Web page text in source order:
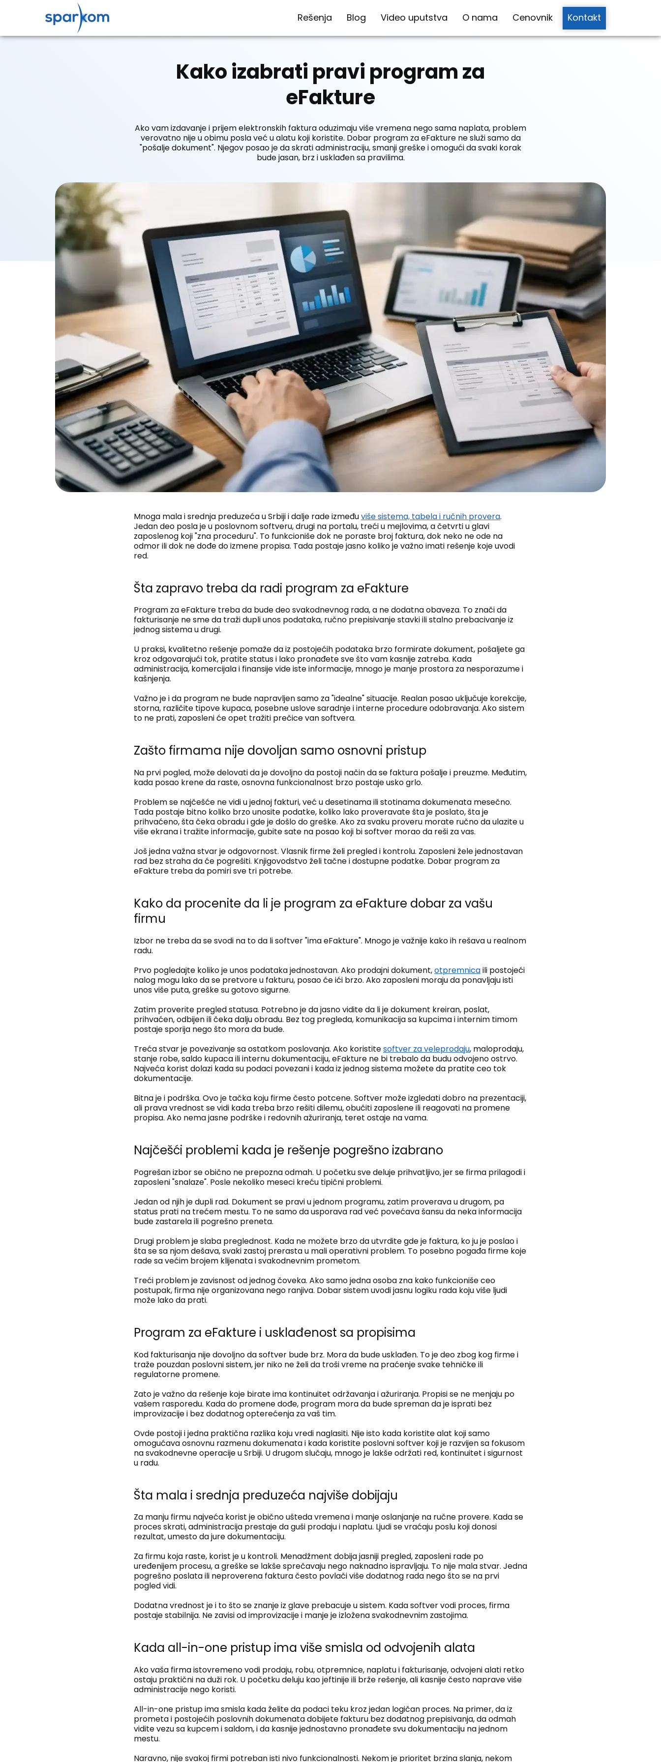
Rešenja Blog Video uputstva O nama Cenovnik Kontakt
Kako izabrati pravi program za
eFakture
Ako vam izdavanje i prijem elektronskih faktura oduzimaju više vremena nego sama naplata, problem
verovatno nije u obimu posla već u alatu koji koristite. Dobar program za eFakture ne služi samo da
"pošalje dokument". Njegov posao je da skrati administraciju, smanji greške i omogući da svaki korak
bude jasan, brz i usklađen sa pravilima.
Mnoga mala i srednja preduzeća u Srbiji i dalje rade izmeđuviše sistema, tabela i ručnih provera.
Jedan deo posla je u poslovnom softveru, drugi na portalu, treći u mejlovima, a četvrti u glavi
zaposlenog koji "zna proceduru". To funkcioniše dok ne poraste broj faktura, dok neko ne ode na
odmor ili dok ne dođe do izmene propisa. Tada postaje jasno koliko je važno imati rešenje koje uvodi
red.
Šta zapravo treba da radi program za eFakture
Program za eFakture treba da bude deo svakodnevnog rada, a ne dodatna obaveza. To znači da
fakturisanje ne sme da traži dupli unos podataka, ručno prepisivanje stavki ili stalno prebacivanje iz
jednog sistema u drugi.
U praksi, kvalitetno rešenje pomaže da iz postojećih podataka brzo formirate dokument, pošaljete ga
kroz odgovarajući tok, pratite status i lako pronađete sve što vam kasnije zatreba. Kada
administracija, komercijala i finansije vide iste informacije, mnogo je manje prostora za nesporazume i
kašnjenja.
Važno je i da program ne bude napravljen samo za "idealne" situacije. Realan posao uključuje korekcije,
storna, različite tipove kupaca, posebne uslove saradnje i interne procedure odobravanja. Ako sistem
to ne prati, zaposleni će opet tražiti prečice van softvera.
Zašto firmama nije dovoljan samo osnovni pristup
Na prvi pogled, može delovati da je dovoljno da postoji način da se faktura pošalje i preuzme. Međutim,
kada posao krene da raste, osnovna funkcionalnost brzo postaje usko grlo.
Problem se najčešće ne vidi u jednoj fakturi, već u desetinama ili stotinama dokumenata mesečno.
Tada postaje bitno koliko brzo unosite podatke, koliko lako proveravate šta je poslato, šta je
prihvaćeno, šta čeka obradu i gde je došlo do greške. Ako za svaku proveru morate ručno da ulazite u
više ekrana i tražite informacije, gubite sate na posao koji bi softver morao da reši za vas.
Još jedna važna stvar je odgovornost. Vlasnik firme želi pregled i kontrolu. Zaposleni žele jednostavan
rad bez straha da će pogrešiti. Knjigovodstvo želi tačne i dostupne podatke. Dobar program za
eFakture treba da pomiri sve tri potrebe.
Kako da procenite da li je program za eFakture dobar za vašu
firmu
Izbor ne treba da se svodi na to da li softver "ima eFakture". Mnogo je važnije kako ih rešava u realnom
radu.
Prvo pogledajte koliko je unos podataka jednostavan. Ako prodajni dokument,otpremnicaili postojeći
nalog mogu lako da se pretvore u fakturu, posao će ići brzo. Ako zaposleni moraju da ponavljaju isti
unos više puta, greške su gotovo sigurne.
Zatim proverite pregled statusa. Potrebno je da jasno vidite da li je dokument kreiran, poslat,
prihvaćen, odbijen ili čeka dalju obradu. Bez tog pregleda, komunikacija sa kupcima i internim timom
postaje sporija nego što mora da bude.
Treća stvar je povezivanje sa ostatkom poslovanja. Ako koristitesoftver za veleprodaju, maloprodaju,
stanje robe, saldo kupaca ili internu dokumentaciju, eFakture ne bi trebalo da budu odvojeno ostrvo.
Najveća korist dolazi kada su podaci povezani i kada iz jednog sistema možete da pratite ceo tok
dokumentacije.
Bitna je i podrška. Ovo je tačka koju firme često potcene. Softver može izgledati dobro na prezentaciji,
ali prava vrednost se vidi kada treba brzo rešiti dilemu, obučiti zaposlene ili reagovati na promene
propisa. Ako nema jasne podrške i redovnih ažuriranja, teret ostaje na vama.
Najčešći problemi kada je rešenje pogrešno izabrano
Pogrešan izbor se obično ne prepozna odmah. U početku sve deluje prihvatljivo, jer se firma prilagodi i
zaposleni "snalaze". Posle nekoliko meseci kreću tipični problemi.
Jedan od njih je dupli rad. Dokument se pravi u jednom programu, zatim proverava u drugom, pa
status prati na trećem mestu. To ne samo da usporava rad već povećava šansu da neka informacija
bude zastarela ili pogrešno preneta.
Drugi problem je slaba preglednost. Kada ne možete brzo da utvrdite gde je faktura, ko ju je poslao i
šta se sa njom dešava, svaki zastoj prerasta u mali operativni problem. To posebno pogađa firme koje
rade sa većim brojem klijenata i svakodnevnim prometom.
Treći problem je zavisnost od jednog čoveka. Ako samo jedna osoba zna kako funkcioniše ceo
postupak, firma nije organizovana nego ranjiva. Dobar sistem uvodi jasnu logiku rada koju više ljudi
može lako da prati.
Program za eFakture i usklađenost sa propisima
Kod fakturisanja nije dovoljno da softver bude brz. Mora da bude usklađen. To je deo zbog kog firme i
traže pouzdan poslovni sistem, jer niko ne želi da troši vreme na praćenje svake tehničke ili
regulatorne promene.
Zato je važno da rešenje koje birate ima kontinuitet održavanja i ažuriranja. Propisi se ne menjaju po
vašem rasporedu. Kada do promene dođe, program mora da bude spreman da je isprati bez
improvizacije i bez dodatnog opterećenja za vaš tim.
Ovde postoji i jedna praktična razlika koju vredi naglasiti. Nije isto kada koristite alat koji samo
omogućava osnovnu razmenu dokumenata i kada koristite poslovni softver koji je razvijen sa fokusom
na svakodnevne operacije u Srbiji. U drugom slučaju, mnogo je lakše održati red, kontinuitet i sigurnost
u radu.
Šta mala i srednja preduzeća najviše dobijaju
Za manju firmu najveća korist je obično ušteda vremena i manje oslanjanje na ručne provere. Kada se
proces skrati, administracija prestaje da guši prodaju i naplatu. Ljudi se vraćaju poslu koji donosi
rezultat, umesto da jure dokumentaciju.
Za firmu koja raste, korist je u kontroli. Menadžment dobija jasniji pregled, zaposleni rade po
uređenijem procesu, a greške se lakše sprečavaju nego naknadno ispravljaju. To nije mala stvar. Jedna
pogrešno poslata ili neproverena faktura često povlači više dodatnog rada nego što se na prvi
pogled vidi.
Dodatna vrednost je i to što se znanje iz glave prebacuje u sistem. Kada softver vodi proces, firma
postaje stabilnija. Ne zavisi od improvizacije i manje je izložena svakodnevnim zastojima.
Kada all-in-one pristup ima više smisla od odvojenih alata
Ako vaša firma istovremeno vodi prodaju, robu, otpremnice, naplatu i fakturisanje, odvojeni alati retko
ostaju praktični na duži rok. U početku deluju kao jeftinije ili brže rešenje, ali kasnije često naprave više
administracije nego koristi.
All-in-one pristup ima smisla kada želite da podaci teku kroz jedan logičan proces. Na primer, da iz
prometa i postojećih poslovnih dokumenata dobijete fakturu bez dodatnog prepisivanja, da odmah
vidite vezu sa kupcem i saldom, i da kasnije jednostavno pronađete svu dokumentaciju na jednom
mestu.
Naravno, nije svakoj firmi potreban isti nivo funkcionalnosti. Nekom je prioritet brzina slanja, nekom